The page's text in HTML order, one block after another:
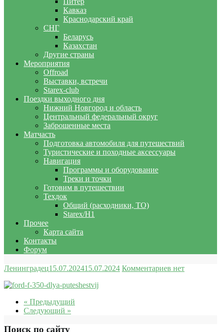
Кавказ
Краснодарский край
СНГ
Беларусь
Казахстан
Другие страны
Мероприятия
Offroad
Выставки, встречи
Starex-club
Поездки выходного дня
Нижний Новгород и область
Центральный федеральный округ
Заброшенные места
Матчасть
Подготовка автомобиля для путешествий
Туристические и походные аксессуары
Навигация
Программы и оборудование
Треки и точки
Готовим в путешествии
Техдок
Общий (расходники, ТО)
Starex/H1
Прочее
Карта сайта
Контакты
Форум
Ленинградец15.07.202415.07.2024 Комментариев нет
« Предыдущий
Следующий »
Поиск по сайту